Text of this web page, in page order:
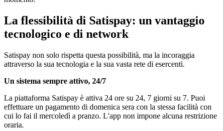
La flessibilità di Satispay: un vantaggio
tecnologico e di network
Satispay non solo rispetta questa possibilità, ma la incoraggia
attraverso la sua tecnologia e la sua vasta rete di esercenti.
Un sistema sempre attivo, 24/7
La piattaforma Satispay è attiva 24 ore su 24, 7 giorni su 7. Puoi
effettuare un pagamento di domenica sera con la stessa facilità con
cui lo fai il mercoledì a pranzo. L'app non impone alcuna restrizione
oraria.